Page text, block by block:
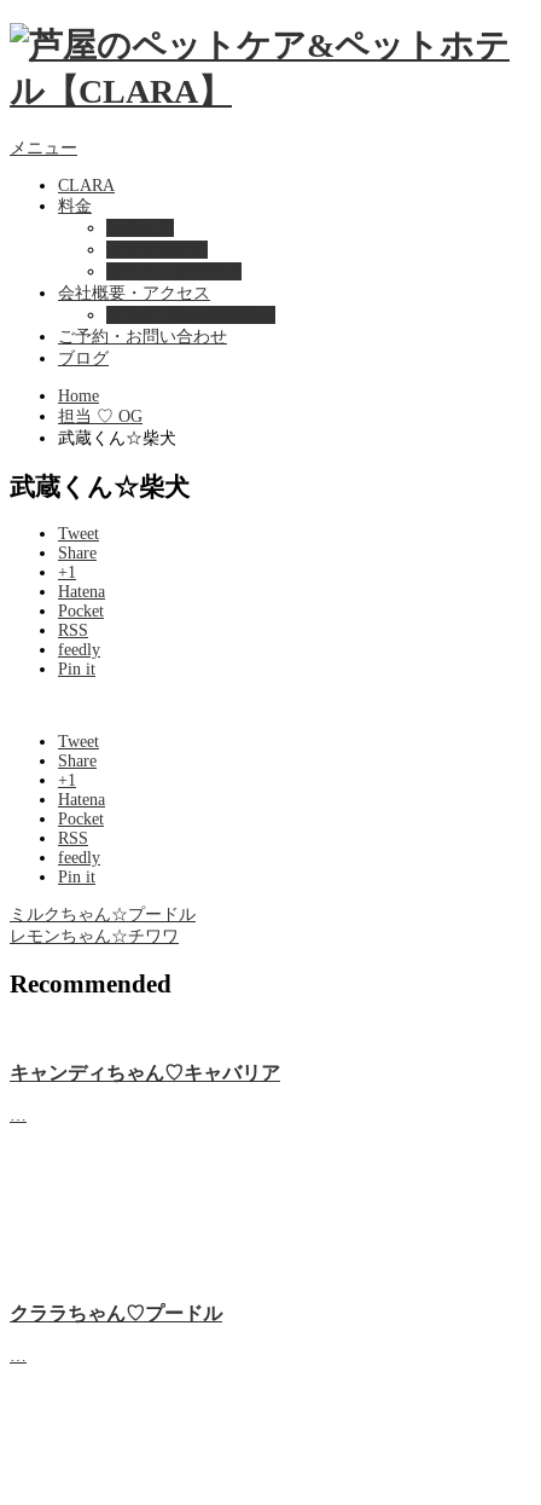
メニュー
CLARA
料金
会社概要・アクセス
ご予約・お問い合わせ
ブログ
Home
担当 ♡ OG
武蔵くん☆柴犬
武蔵くん☆柴犬
Tweet
Share
+1
Hatena
Pocket
RSS
feedly
Pin it
Tweet
Share
+1
Hatena
Pocket
RSS
feedly
Pin it
ミルクちゃん☆プードル
レモンちゃん☆チワワ
Recommended
キャンディちゃん♡キャバリア
クララちゃん♡プードル